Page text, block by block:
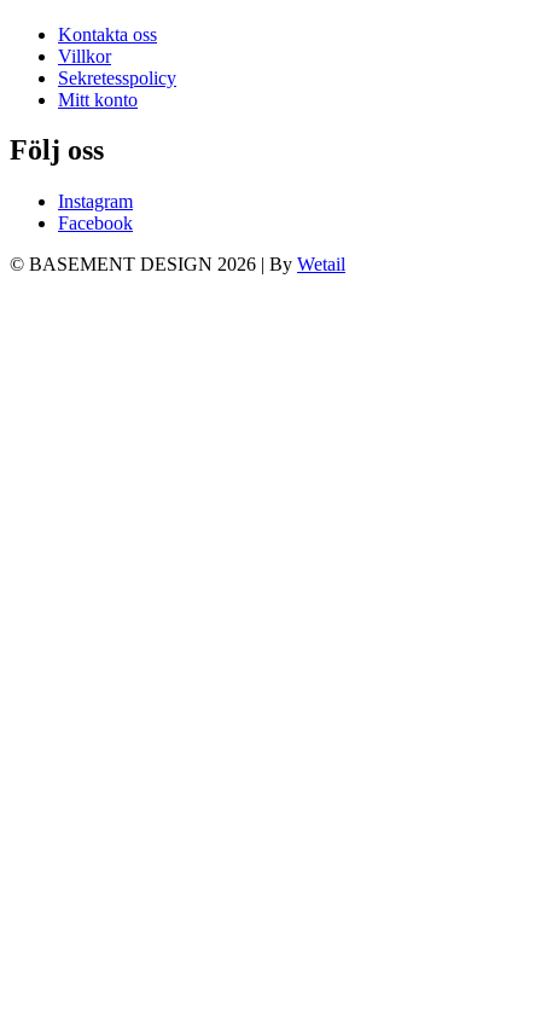
Kontakta oss
Villkor
Sekretesspolicy
Mitt konto
Följ oss
Instagram
Facebook
© BASEMENT DESIGN 2026 | By Wetail